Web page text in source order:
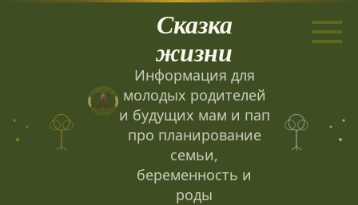
Сказка
жизни
Информация для
молодых родителей
и будущих мам и пап
про планирование
семьи,
беременность и
роды